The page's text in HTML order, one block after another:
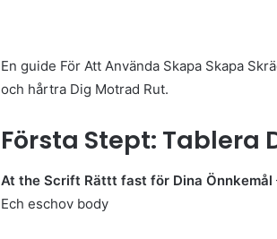
En guide För Att Använda Skapa Skapa
och hårtra Dig Motrad Rut.
Första Stept: Tablera
At the Scrift Rättt fast för Dina Önnkemål
Ech eschov body